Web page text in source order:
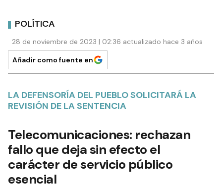
POLÍTICA
28 de noviembre de 2023 | 02:36 actualizado hace 3 años
Añadir como fuente en
LA DEFENSORÍA DEL PUEBLO SOLICITARÁ LA
REVISIÓN DE LA SENTENCIA
Telecomunicaciones: rechazan
fallo que deja sin efecto el
carácter de servicio público
esencial